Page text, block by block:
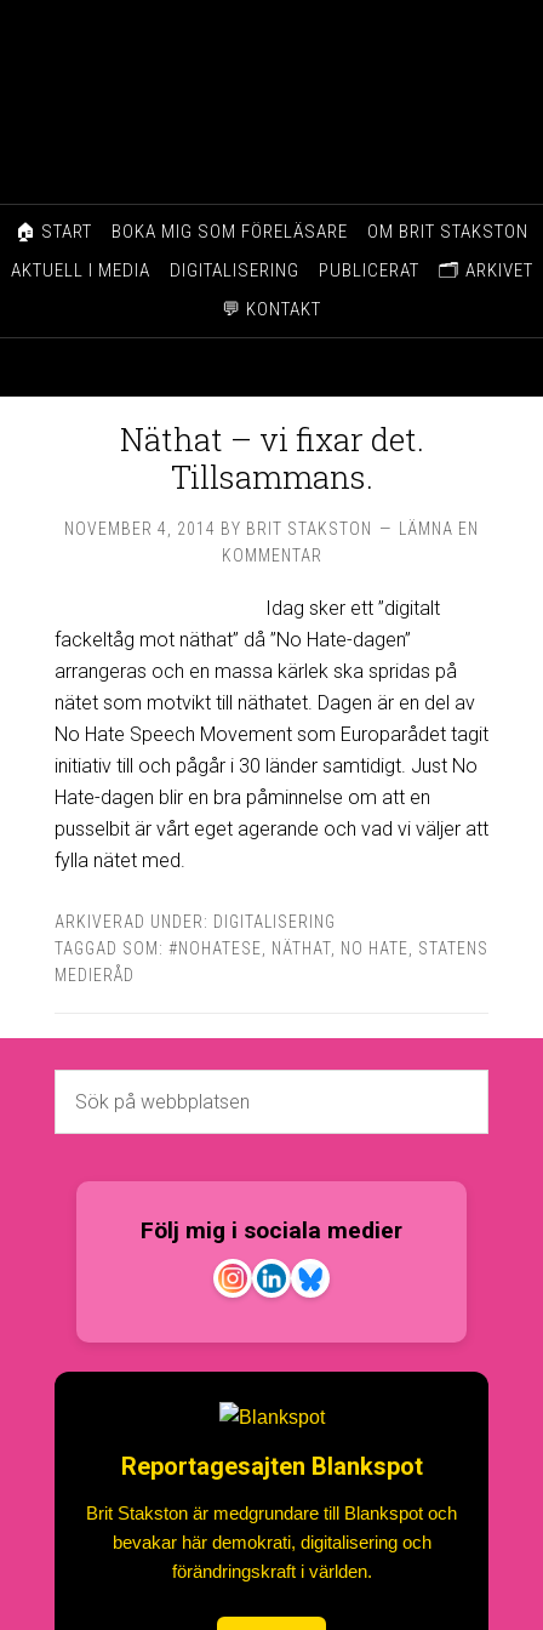
🏠 START BOKA MIG SOM FÖRELÄSARE
OM BRIT STAKSTON
AKTUELL I MEDIA
DIGITALISERING PUBLICERAT
🗂️ ARKIVET
💬 KONTAKT
Näthat – vi fixar det.
Tillsammans.
NOVEMBER 4, 2014 BY BRIT STAKSTON
LÄMNA EN
KOMMENTAR
Idag sker ett ”digitalt
fackeltåg mot näthat” då ”No Hate-dagen”
arrangeras och en massa kärlek ska spridas på
nätet som motvikt till näthatet. Dagen är en del av
No Hate Speech Movement som Europarådet tagit
initiativ till och pågår i 30 länder samtidigt. Just No
Hate-dagen blir en bra påminnelse om att en
pusselbit är vårt eget agerande och vad vi väljer att
fylla nätet med.
ARKIVERAD UNDER: DIGITALISERING
TAGGAD SOM: #NOHATESE NÄTHAT, NO HATE
STATENS
MEDIERÅD
Följ mig i sociala medier
Reportagesajten Blankspot
Brit Stakston är medgrundare till Blankspot och
bevakar här demokrati, digitalisering och
förändringskraft i världen.